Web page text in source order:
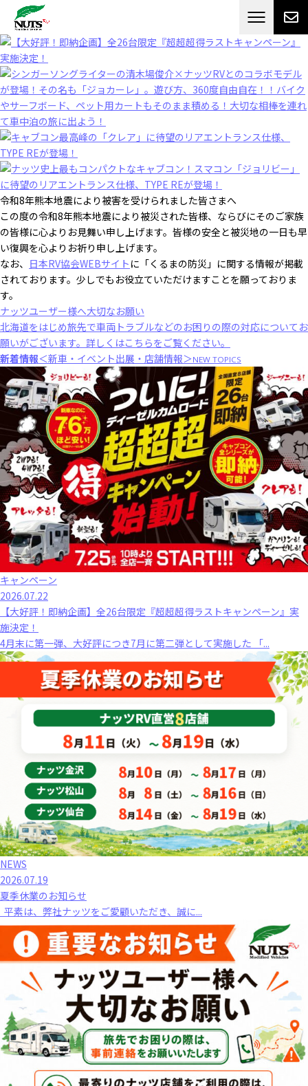
日本最大級のキャンピングカーメーカー
RV[テレビCM放送]
令和8年熊本地震により被害を受けられました皆さまへ
この度の令和8年熊本地震により被災された皆様、ならびにそのご家族
の皆様に心よりお見舞い申し上げます。皆様の安全と被災地の一日も早
い復興を心よりお祈り申し上げます。
なお、 日本RV協会WEBサイト に「くるまの防災」に関する情報が掲載
されております。少しでもお役立ていただけますことを願っておりま
す。
ナッツユーザー様へ大切なお願い
北海道をはじめ旅先で車両トラブルなどのお困りの際の対応についてお
願いがございます。 詳しくはこちらをご覧ください。
新着情報＜新車・イベント出展・店舗情報＞NEW TOPICS
キャンペーン
2026.07.22
【大好評！即納企画】全26台限定『超超超得ラストキャンペーン』実
施決定！
4月末に第一弾、大好評につき7月に第二弾として実施した 「...
NEWS
2026.07.19
夏季休業のお知らせ
平素は、弊社ナッツをご愛顧いただき、誠に...